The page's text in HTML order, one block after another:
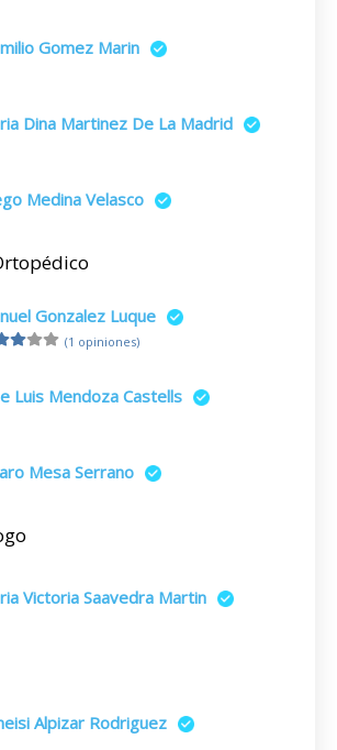
Gomez Marin
Dina Martinez De La Madrid
Medina Velasco
Gonzalez Luque
(1 opiniones)
Luis Mendoza Castells
Mesa Serrano
Victoria Saavedra Martin
Alpizar Rodriguez